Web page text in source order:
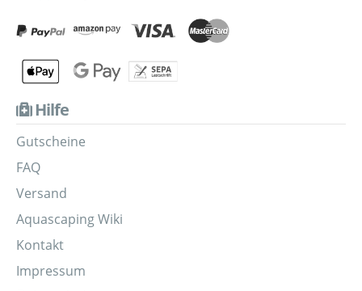
Hilfe
Gutscheine
FAQ
Versand
Aquascaping Wiki
Kontakt
Impressum